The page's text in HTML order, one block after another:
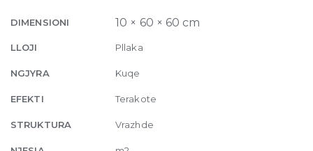
10mm
x
60
quantity
DIMENSIONI 10 × 60 × 60 cm
LLOJI Pllaka
NGJYRA Kuqe
EFEKTI Terakote
STRUKTURA Vrazhde